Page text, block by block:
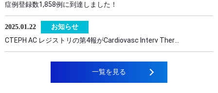
症例登録数1,858例に到達しました！
2025.01.22 お知らせ
CTEPH AC レジストリの第4報がCardiovasc Interv Ther誌に採択されました。
一覧を見る